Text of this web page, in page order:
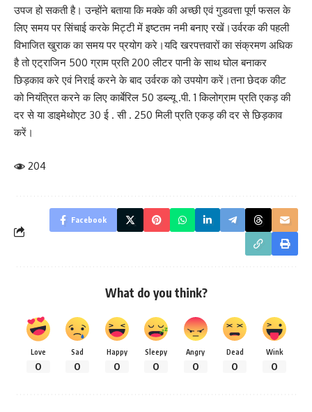
उपज हो सकती है। उन्होंने बताया कि मक्के की अच्छी एवं गुडवत्ता पूर्ण फसल के
लिए समय पर सिंचाई करके मिट्टी में इष्टतम नमी बनाए रखें।उर्वरक की पहली
विभाजित खुराक का समय पर प्रयोग करे।यदि खरपत्तवारों का संक्रमण अधिक
है तो एट्राजिन 500 ग्राम प्रति 200 लीटर पानी के साथ घोल बनाकर
छिड़काव करे एवं निराई करने के बाद उर्वरक को उपयोग करें।तना छेदक कीट
को नियंत्रित करने क लिए कार्बेरिल 50 डब्ल्यू .पी. 1 किलोग्राम प्रति एकड़ की
दर से या डाइमेथोएट 30 ई . सी . 250 मिली प्रति एकड़ की दर से छिड़काव
करें।
204
Facebook
What do you think?
Love
0
Sad
0
Happy
0
Sleepy
0
Angry
0
Dead
0
Wink
0